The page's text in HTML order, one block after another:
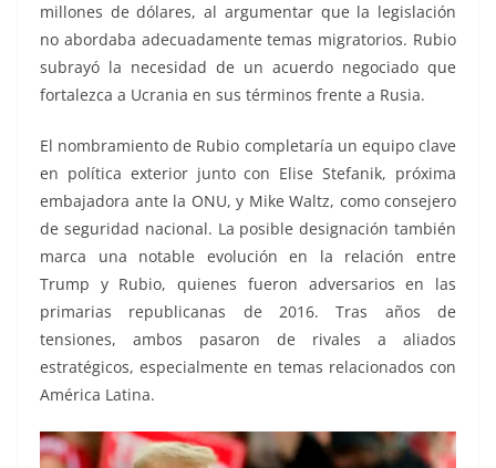
millones de dólares, al argumentar que la legislación
no abordaba adecuadamente temas migratorios. Rubio
subrayó la necesidad de un acuerdo negociado que
fortalezca a Ucrania en sus términos frente a Rusia.
El nombramiento de Rubio completaría un equipo clave
en política exterior junto con Elise Stefanik, próxima
embajadora ante la ONU, y Mike Waltz, como consejero
de seguridad nacional. La posible designación también
marca una notable evolución en la relación entre
Trump y Rubio, quienes fueron adversarios en las
primarias republicanas de 2016. Tras años de
tensiones, ambos pasaron de rivales a aliados
estratégicos, especialmente en temas relacionados con
América Latina.